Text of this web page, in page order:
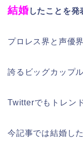
結婚したことを発
プロレス界と声優
誇るビッグカップ
Twitterでもトレン
今記事では結婚し